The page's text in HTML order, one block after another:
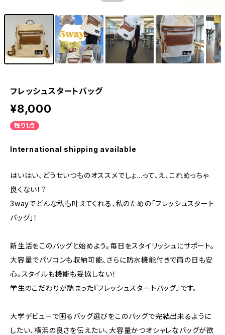
フレッシュスタートバッグ
¥8,000
残り1点
International shipping available
はいはい、どうせいつものオススメでしょ…って、え、これめっちゃ
良くない！？
3wayでどんな私も叶えてくれる、私のための「フレッシュスタート
バッグ」！
新生活をこのバッグと始めよう。毎日をスタイリッシュにサポート。
大容量でパソコンも収納可能、さらに防水機能付きで雨の日も安
心。スタイルも機能も妥協しない！
学生のこだわりが詰まった『フレッシュスタートバッグ』です。
大学デビューで困るバッグ選びをこのバッグで完結出来るように
したい、横浜の良さを伝えたい、大容量かつオシャレなバッグが欲